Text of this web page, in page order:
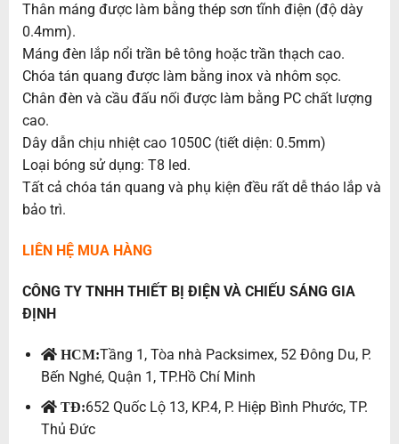
Thân máng được làm bằng thép sơn tĩnh điện (độ dày
0.4mm).
Máng đèn lắp nổi trần bê tông hoặc trần thạch cao.
Chóa tán quang được làm bằng inox và nhôm sọc.
Chân đèn và cầu đấu nối được làm bằng PC chất lượng
cao.
Dây dẫn chịu nhiệt cao 1050C (tiết diện: 0.5mm)
Loại bóng sử dụng: T8 led.
Tất cả chóa tán quang và phụ kiện đều rất dễ tháo lắp và
bảo trì.
LIÊN HỆ MUA HÀNG
CÔNG TY TNHH THIẾT BỊ ĐIỆN VÀ CHIẾU SÁNG GIA
ĐỊNH
HCM:Tầng 1, Tòa nhà Packsimex, 52 Đông Du, P.
Bến Nghé, Quận 1, TP.Hồ Chí Minh
TĐ:652 Quốc Lộ 13, KP.4, P. Hiệp Bình Phước, TP.
Thủ Đức